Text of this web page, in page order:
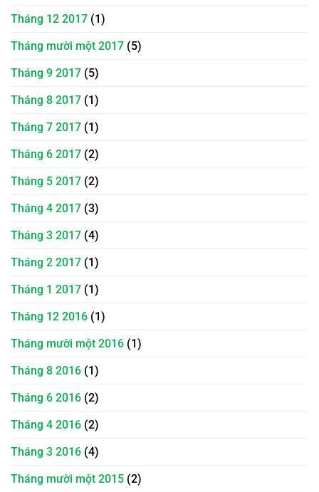
Tháng 12 2017 (1)
Tháng mười một 2017 (5)
Tháng 9 2017 (5)
Tháng 8 2017 (1)
Tháng 7 2017 (1)
Tháng 6 2017 (2)
Tháng 5 2017 (2)
Tháng 4 2017 (3)
Tháng 3 2017 (4)
Tháng 2 2017 (1)
Tháng 1 2017 (1)
Tháng 12 2016 (1)
Tháng mười một 2016 (1)
Tháng 8 2016 (1)
Tháng 6 2016 (2)
Tháng 4 2016 (2)
Tháng 3 2016 (4)
Tháng mười một 2015 (2)